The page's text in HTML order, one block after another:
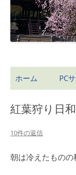
ホーム PC
紅葉狩り日和
10件の返信
朝は冷えたものの